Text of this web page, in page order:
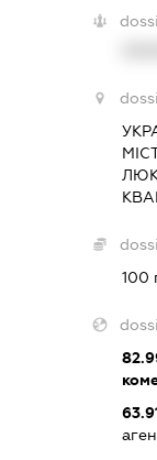
100